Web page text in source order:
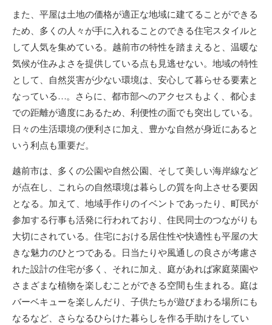
また、平屋は土地の価格が適正な地域に建てることができる
ため、多くの人々が手に入れることのできる住宅スタイルと
して人気を集めている。越前市の特性を踏まえると、温暖な
気候が住みよさを提供している点も見逃せない。地域の特性
として、自然災害が少ない環境は、安心して暮らせる要素と
なっている…。さらに、都市部へのアクセスもよく、都心ま
での距離が適度にあるため、利便性の面でも突出している。
日々の生活環境の便利さに加え、豊かな自然が身近にあると
いう利点も重要だ。
越前市は、多くの公園や自然公園、そして美しい海岸線など
が点在し、これらの自然環境は暮らしの質を向上させる要因
となる。加えて、地域手作りのイベントであったり、町民が
参加する行事も活発に行われており、住民同士のつながりも
大切にされている。住宅における居住性や快適性も平屋の大
きな魅力のひとつである。日当たりや風通しの良さが考慮さ
れた設計の住宅が多く、それに加え、庭があれば家庭菜園や
さまざまな植物を楽しむことができる空間も生まれる。庭は
バーベキューを楽しんだり、子供たちが遊びまわる場所にも
なるなど、さらなるひらけた暮らしを作る手助けをしてい